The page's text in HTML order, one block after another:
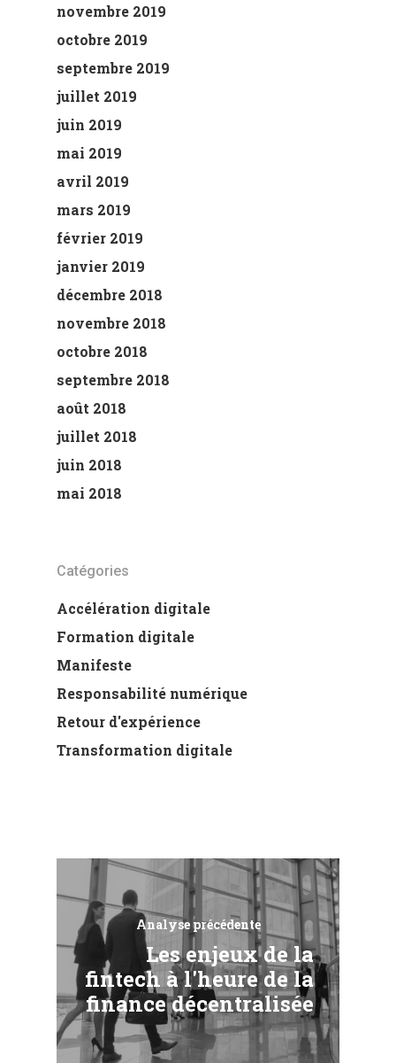
novembre 2019
octobre 2019
septembre 2019
juillet 2019
juin 2019
mai 2019
avril 2019
mars 2019
février 2019
janvier 2019
décembre 2018
novembre 2018
octobre 2018
septembre 2018
août 2018
juillet 2018
juin 2018
mai 2018
Catégories
Accélération digitale
Formation digitale
Manifeste
Responsabilité numérique
Retour d'expérience
Transformation digitale
Analyse précédente
Les enjeux de la
fintech à l'heure de la
finance décentralisée